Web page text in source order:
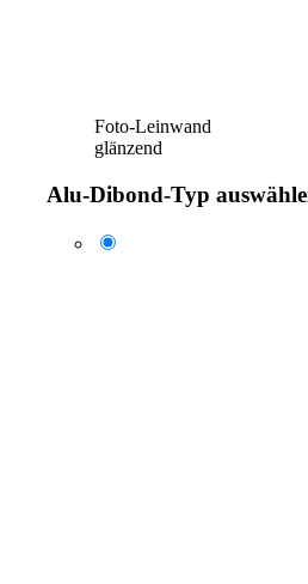
Foto-Leinwand
glänzend
Alu-Dibond-Typ